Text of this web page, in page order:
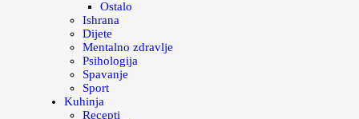
Ostalo
Ishrana
Dijete
Mentalno zdravlje
Psihologija
Spavanje
Sport
Kuhinja
Recepti